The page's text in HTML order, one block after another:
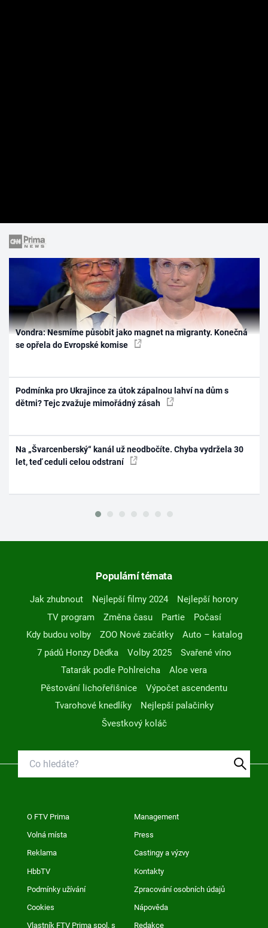
Vondra: Nesmíme působit jako magnet na migranty. Konečná
se opřela do Evropské komise
Podmínka pro Ukrajince za útok zápalnou lahví na dům s
dětmi? Tejc zvažuje mimořádný zásah
Na „Švarcenberský“ kanál už neodbočíte. Chyba vydržela 30
let, teď ceduli celou odstraní
Populární témata
Jak zhubnout Nejlepší filmy 2024
Nejlepší horory
TV program
Změna času Partie
Počasí
Kdy budou volby
ZOO Nové začátky
Auto – katalog
7 pádů Honzy Dědka
Volby 2025
Svařené víno
Tatarák podle Pohlreicha
Aloe vera
Pěstování lichořeřišnice
Výpočet ascendentu
Tvarohové knedlíky
Nejlepší palačinky
Švestkový koláč
O FTV Prima Management
Volná místa Press
Reklama Castingy a výzvy
HbbTV Kontakty
Podmínky užívání Zpracování osobních údajů
Cookies Nápověda
Vlastník FTV Prima spol. s Redakce